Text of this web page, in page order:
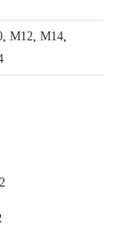
,M12,M14,